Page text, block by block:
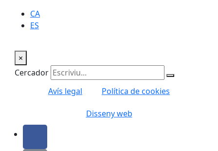
CA
ES
×
Cercador
Avís legal
Política de cookies
Disseny web